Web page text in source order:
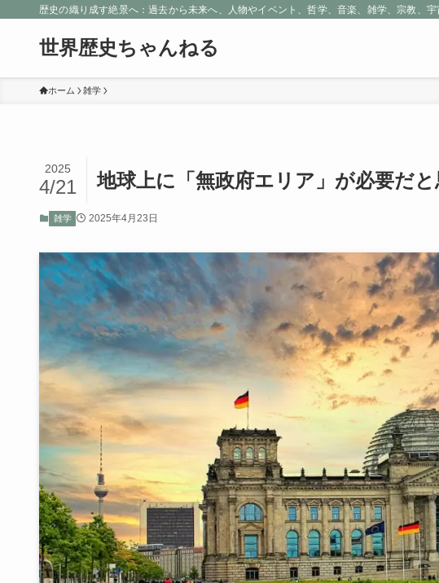
歴史の織り成す絶景へ：過去から未来へ、人物やイベント、哲学、音楽、雑学、宗教、
世界歴史ちゃんねる
ホーム 雑学
地球上に「無政府エリア」が必要だ
2025
4/21
雑学 2025年4月23日